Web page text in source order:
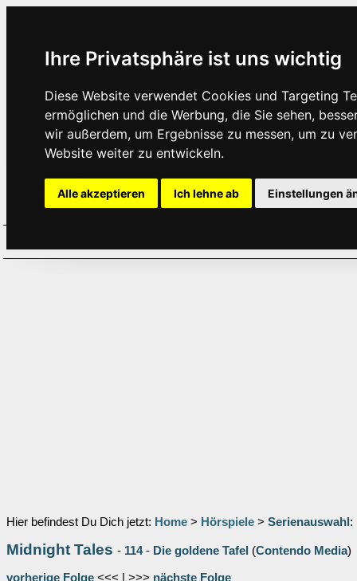
Ihre Privatsphäre ist uns wichtig
Diese Website verwendet Cookies und Targeting
ermöglichen und die Werbung, die Sie sehen,
wir außerdem, um Ergebnisse zu messen, um zu
Website weiter zu entwickeln.
Alle akzeptieren Ich lehne ab Einstellungen
Hier befindest Du Dich jetzt: Home > Hörspiele > Serienauswahl :
Midnight Tales - 114- Die goldene Tafel (Contendo Media)
vorherige Folge <<< | >>> nächste Folge